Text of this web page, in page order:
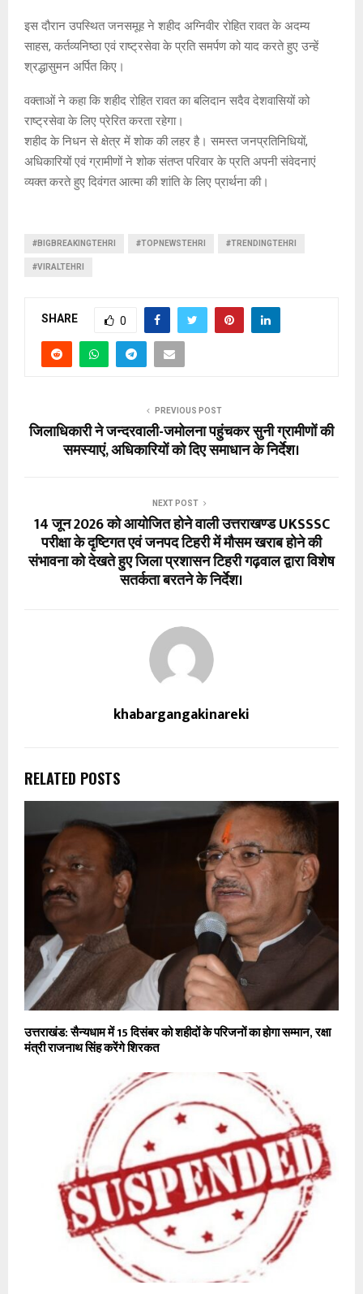
इस दौरान उपस्थित जनसमूह ने शहीद अग्निवीर रोहित रावत के अदम्य
साहस, कर्तव्यनिष्ठा एवं राष्ट्रसेवा के प्रति समर्पण को याद करते हुए उन्हें
श्रद्धासुमन अर्पित किए।
वक्ताओं ने कहा कि शहीद रोहित रावत का बलिदान सदैव देशवासियों को
राष्ट्रसेवा के लिए प्रेरित करता रहेगा।
शहीद के निधन से क्षेत्र में शोक की लहर है। समस्त जनप्रतिनिधियों,
अधिकारियों एवं ग्रामीणों ने शोक संतप्त परिवार के प्रति अपनी संवेदनाएं
व्यक्त करते हुए दिवंगत आत्मा की शांति के लिए प्रार्थना की।
#BIGBREAKINGTEHRI #TOPNEWSTEHRI #TRENDINGTEHRI
#VIRALTEHRI
SHARE 0
PREVIOUS POST
जिलाधिकारी ने जन्दरवाली-जमोलना पहुंचकर सुनी ग्रामीणों की
समस्याएं, अधिकारियों को दिए समाधान के निर्देश।
NEXT POST
14 जून 2026 को आयोजित होने वाली उत्तराखण्ड UKSSSC
परीक्षा के दृष्टिगत एवं जनपद टिहरी में मौसम खराब होने की
संभावना को देखते हुए जिला प्रशासन टिहरी गढ़वाल द्वारा विशेष
सतर्कता बरतने के निर्देश।
khabargangakinareki
RELATED POSTS
उत्तराखंड: सैन्यधाम में 15 दिसंबर को शहीदों के परिजनों का होगा सम्मान, रक्षा
मंत्री राजनाथ सिंह करेंगे शिरकत